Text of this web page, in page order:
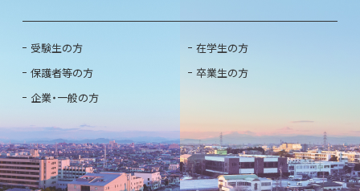
受験生の方
在学生の方
保護者等の方
卒業生の方
企業・一般の方